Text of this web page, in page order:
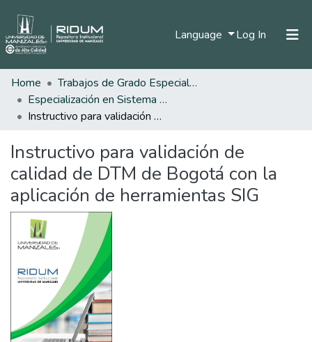
Language Log In (current)
Home
Trabajos de Grado Especializaciones
Especialización en Sistema de Información Geográfica
Instructivo para validación de calidad de DTM de Bogotá con la aplicación de herramientas SIG
Instructivo para validación de
calidad de DTM de Bogotá con la
aplicación de herramientas SIG